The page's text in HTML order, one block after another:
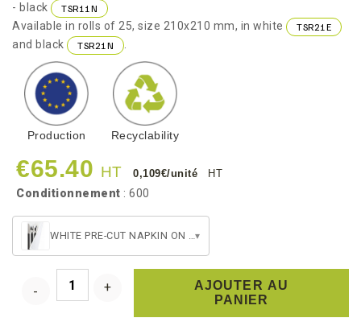
- black TSR11N
Available in rolls of 25, size 210x210 mm, in white TSR21E
and black TSR21N .
Production Recyclability
€65.40 HT 0,109€/unité HT
Conditionnement : 600
WHITE PRE-CUT NAPKIN ON ROLL (6x100)▾
AJOUTER AU
PANIER